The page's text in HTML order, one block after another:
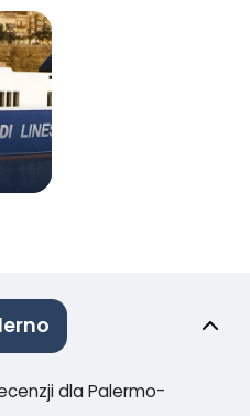
dla Palermo-